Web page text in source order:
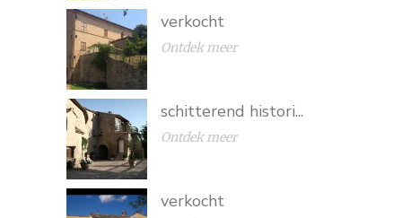
verkocht
Ontdek meer
schitterend histori...
Ontdek meer
verkocht